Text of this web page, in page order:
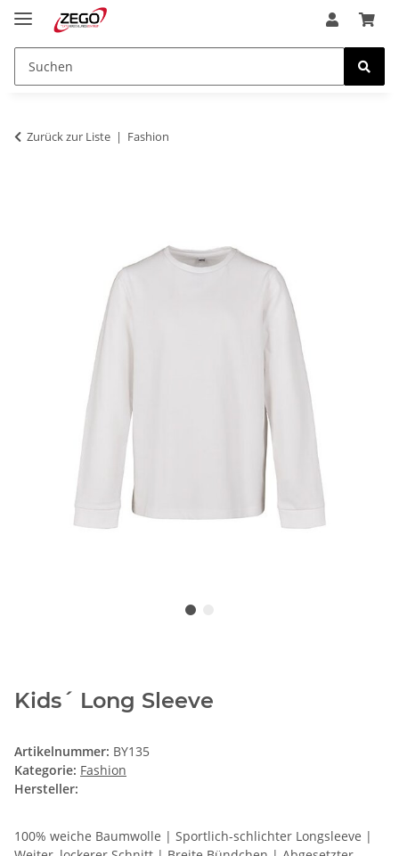
Zurück zur Liste Fashion
Kids´ Long Sleeve
Artikelnummer: BY135
Kategorie: Fashion
Hersteller:
100% weiche Baumwolle | Sportlich-schlichter Longsleeve |